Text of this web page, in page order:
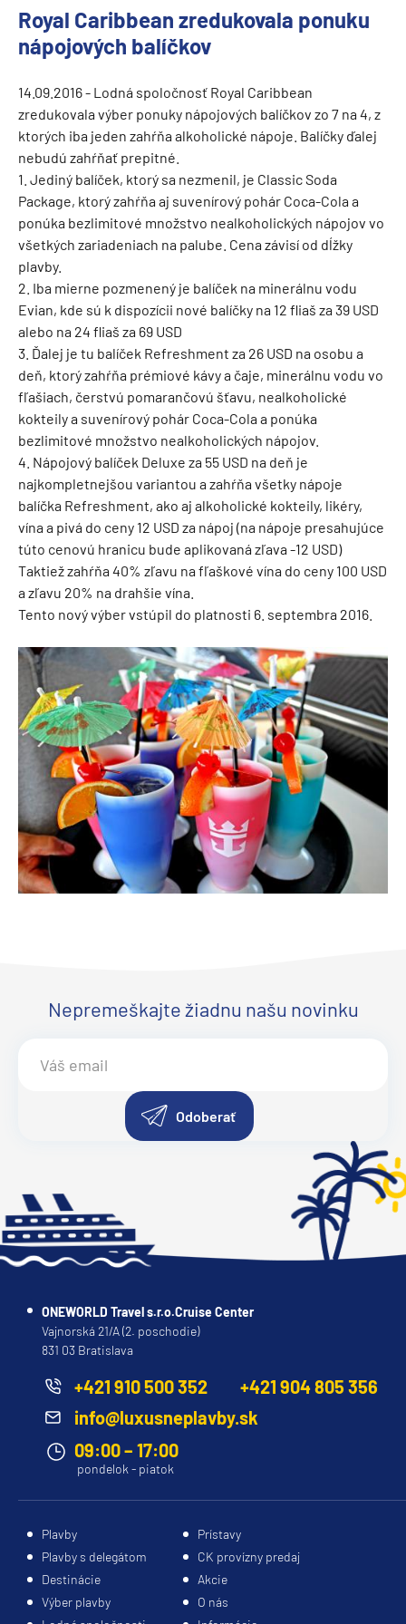
Royal Caribbean zredukovala ponuku
nápojových balíčkov
14.09.2016 - Lodná spoločnosť Royal Caribbean
zredukovala výber ponuky nápojových balíčkov zo 7 na 4, z
ktorých iba jeden zahŕňa alkoholické nápoje. Balíčky ďalej
nebudú zahŕňať prepitné.
1. Jediný balíček, ktorý sa nezmenil, je Classic Soda
Package, ktorý zahŕňa aj suvenírový pohár Coca-Cola a
ponúka bezlimitové množstvo nealkoholických nápojov vo
všetkých zariadeniach na palube. Cena závisí od dĺžky
plavby.
2. Iba mierne pozmenený je balíček na minerálnu vodu
Evian, kde sú k dispozícii nové balíčky na 12 fliaš za 39 USD
alebo na 24 fliaš za 69 USD
3. Ďalej je tu balíček Refreshment za 26 USD na osobu a
deň, ktorý zahŕňa prémiové kávy a čaje, minerálnu vodu vo
fľašiach, čerstvú pomarančovú šťavu, nealkoholické
kokteily a suvenírový pohár Coca-Cola a ponúka
bezlimitové množstvo nealkoholických nápojov.
4. Nápojový balíček Deluxe za 55 USD na deň je
najkompletnejšou variantou a zahŕňa všetky nápoje
balíčka Refreshment, ako aj alkoholické kokteily, likéry,
vína a pivá do ceny 12 USD za nápoj (na nápoje presahujúce
túto cenovú hranicu bude aplikovaná zľava -12 USD)
Taktiež zahŕňa 40% zľavu na fľaškové vína do ceny 100 USD
a zľavu 20% na drahšie vína.
​Tento nový výber vstúpil do platnosti 6. septembra 2016.
Nepremeškajte žiadnu našu novinku
Odoberať
ONEWORLD Travel s.r.o.Cruise Center
Vajnorská 21/A (2. poschodie)
831 03 Bratislava
+421 910 500 352
+421 904 805 356
info@luxusneplavby.sk
09:00 – 17:00
pondelok - piatok
Plavby
Prístavy
Plavby s delegátom
CK provízny predaj
Destinácie
Akcie
Výber plavby
O nás